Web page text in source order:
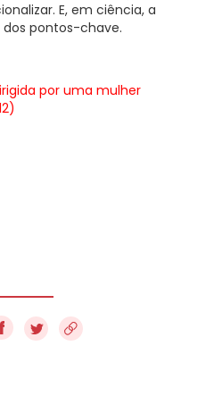
E, em ciência, a
pontos-chave.
por uma mulher
f